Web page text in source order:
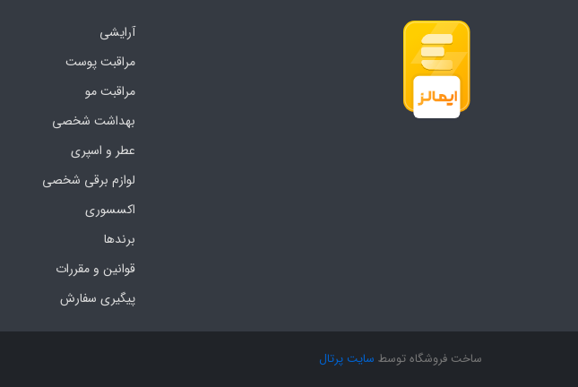
آرایشی
مراقبت پوست
مراقبت مو
بهداشت شخصی
عطر و اسپری
لوازم برقی شخصی
اکسسوری
برندها
قوانین و مقررات
پیگیری سفارش
ساخت فروشگاه توسط سایت پرتال